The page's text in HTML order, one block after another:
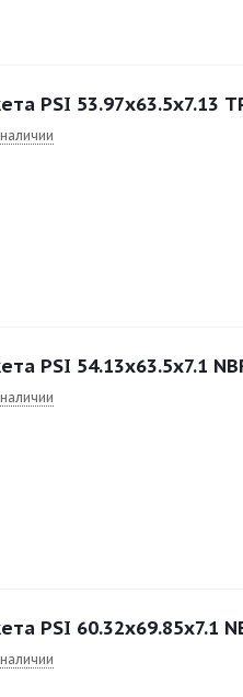
PSI 53.97x63.5x7.13
PSI 54.13x63.5x7.1
PSI 60.32x69.85x7.1